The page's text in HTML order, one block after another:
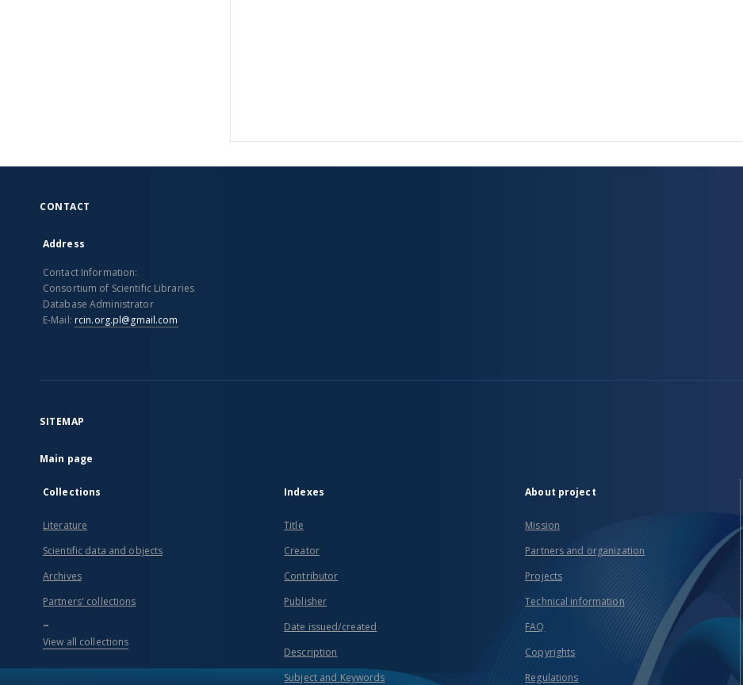
CONTACT
Address
Contact Information:
Consortium of Scientific Libraries
Database Administrator
E-Mail: rcin.org.pl@gmail.com
SITEMAP
Main page
Collections
Literature
Scientific data and objects
Archives
Partners' collections
...
View all collections
Indexes
Title
Creator
Contributor
Publisher
Date issued/created
Description
Subject and Keywords
About project
Mission
Partners and organization
Projects
Technical information
FAQ
Copyrights
Regulations